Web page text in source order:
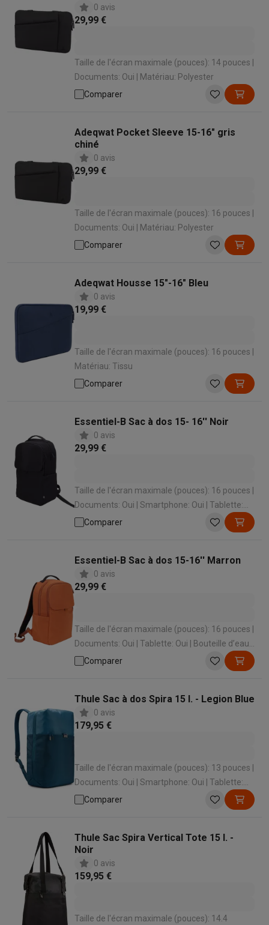
0 avis
29,99 €
Taille de l'écran maximale (pouces): 14 pouces |
Documents: Oui | Matériau: Polyester
Comparer
Adeqwat Pocket Sleeve 15-16" gris
chiné
0 avis
29,99 €
Taille de l'écran maximale (pouces): 16 pouces |
Documents: Oui | Matériau: Polyester
Comparer
Adeqwat Housse 15"-16" Bleu
0 avis
19,99 €
Taille de l'écran maximale (pouces): 16 pouces |
Matériau: Tissu
Comparer
Essentiel-B Sac à dos 15- 16'' Noir
0 avis
29,99 €
Taille de l'écran maximale (pouces): 16 pouces |
Documents: Oui | Smartphone: Oui | Tablette:
Oui | Bouteille d’eau: Oui
Comparer
Essentiel-B Sac à dos 15-16'' Marron
0 avis
29,99 €
Taille de l'écran maximale (pouces): 16 pouces |
Documents: Oui | Tablette: Oui | Bouteille d’eau:
Oui | Matériau: Polyester
Comparer
Thule Sac à dos Spira 15 l. - Legion Blue
0 avis
179,95 €
Taille de l'écran maximale (pouces): 13 pouces |
Documents: Oui | Smartphone: Oui | Tablette:
Oui | Bouteille d’eau: Non
Comparer
Thule Sac Spira Vertical Tote 15 l. -
Noir
0 avis
159,95 €
Taille de l'écran maximale (pouces): 14.4